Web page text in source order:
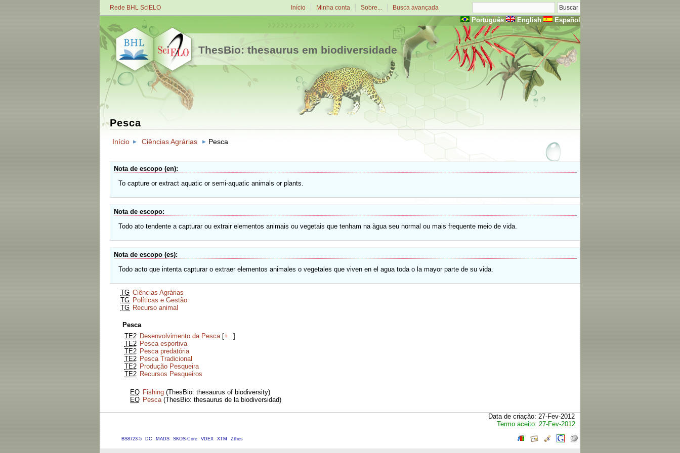
Rede BHL SciELO Início Minha conta Sobre... Busca avançada
Português English Español
ThesBio: thesaurus em biodiversidade
Pesca
Início Ciências Agrárias Pesca
Nota de escopo (en)
To capture or extract aquatic or semi-aquatic animals or plants.
Nota de escopo
Todo ato tendente a capturar ou extrair elementos animais ou vegetais que tenham na àgua seu normal ou mais frequente meio de vida.
Nota de escopo (es)
Todo acto que intenta capturar o extraer elementos animales o vegetales que viven en el agua toda o la mayor parte de su vida.
TG Ciências Agrárias
TG Políticas e Gestão
TG Recurso animal
Pesca
TE2 Desenvolvimento da Pesca[+
]
TE2 Pesca esportiva
TE2 Pesca predatória
TE2 Pesca Tradicional
TE2 Produção Pesqueira
TE2 Recursos Pesqueiros
EQ Fishing (ThesBio: thesaurus of biodiversity)
EQ Pesca(ThesBio: thesaurus de la biodiversidad)
Data de criação: 27-Fev-2012
Termo aceito: 27-Fev-2012
BS8723-5 DC MADS SKOS-Core VDEX XTM Zthes